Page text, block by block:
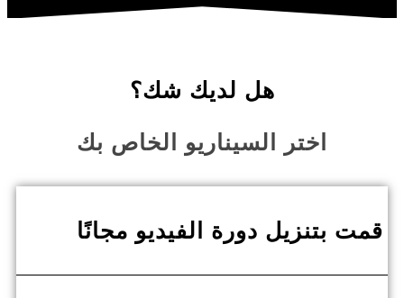
هل لديك شك؟
اختر السيناريو الخاص بك
قمت بتنزيل دورة الفيديو مجانًا